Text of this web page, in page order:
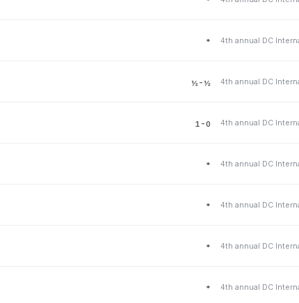
* 4th annual DC
½-½ 4th annual DC
1-0 4th annual DC
* 4th annual DC
* 4th annual DC
* 4th annual DC
* 4th annual DC